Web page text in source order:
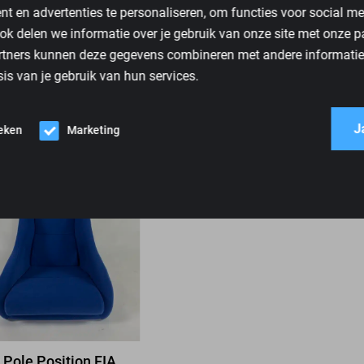
en advertenties te personaliseren, om functies voor social
delen we informatie over je gebruik van onze site met onze
kunnen deze gegevens combineren met andere
van je gebruik van hun services.
Marketing